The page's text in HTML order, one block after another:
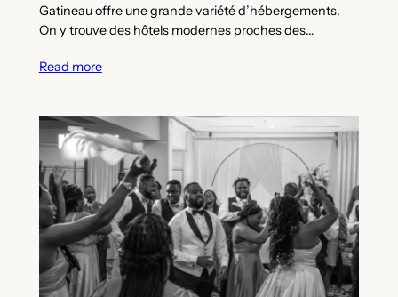
Gatineau offre une grande variété d’hébergements.
On y trouve des hôtels modernes proches des…
Read more